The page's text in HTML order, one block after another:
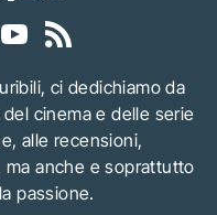
ci dedichiamo da
cinema e delle serie
alle recensioni,
anche e soprattutto
passione.